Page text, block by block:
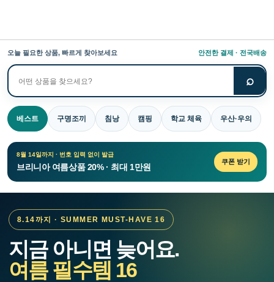
오늘 필요한 상품, 빠르게 찾아보세요 안전한 결제 · 전국배송
상
품
검
색
⌕
베스트 구명조끼 침낭 캠핑 학교 체육 우산·우의
8월 14일까지 · 번호 입력 없이 발급
브리니아 여름상품 20% · 최대 1만원
쿠폰 받기
8.14까지 · SUMMER MUST-HAVE 16
지금 아니면 늦어요.
여름 필수템 16